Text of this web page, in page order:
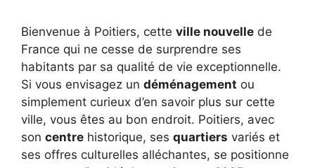
Bienvenue à Poitiers, cette ville nouvelle de
France qui ne cesse de surprendre ses
habitants par sa qualité de vie exceptionnelle.
Si vous envisagez un déménagement ou
simplement curieux d’en savoir plus sur cette
ville, vous êtes au bon endroit. Poitiers, avec
son centre historique, ses quartiers variés et
ses offres culturelles alléchantes, se positionne